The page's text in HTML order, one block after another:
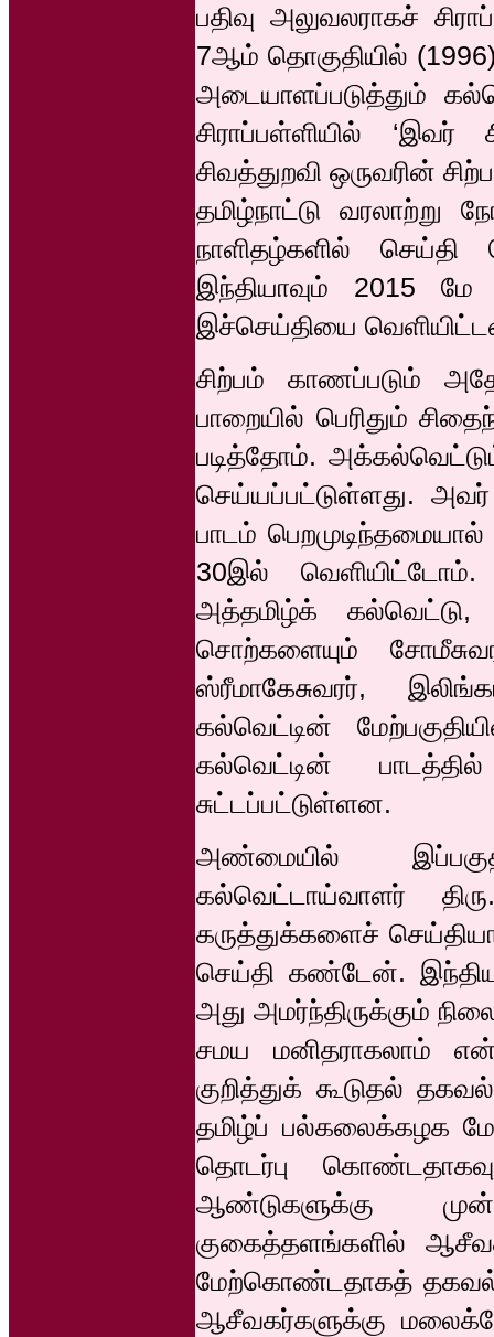
பதிவு அலுவலராகச்
7ஆம் தொகுதியில் (1996)
அடையாளப்படுத்தும்
சிராப்பள்ளியில் ‘இவர்
சிவத்துறவி ஒருவரின்
தமிழ்நாட்டு
நாளிதழ்களில்
இந்தியாவும் 2015
இச்செய்தியை
சிற்பம் காணப்படும்
பாறையில் பெரிதும்
படித்தோம்.
செய்யப்பட்டுள்ளது.
பாடம்
30இல் வெளியிட்டோம்.
அத்தமிழ்க்
சொற்களையும்
ஸ்ரீமாகேசுவரர்,
கல்வெட்டின்
கல்வெட்டின்
சுட்டப்பட்டுள்ளன.
அண்மையில்
கல்வெட்டாய்வாளர்
கருத்துக்களைச்
செய்தி கண்டேன்.
அது அமர்ந்திருக்கும்
சமய மனிதராகலாம்
குறித்துக் கூடுதல்
தமிழ்ப் பல்கலைக்கழக
தொடர்பு
ஆண்டுகளுக்கு
குகைத்தளங்களில்
மேற்கொண்டதாகத் தகவல்
ஆசீவகர்களுக்கு